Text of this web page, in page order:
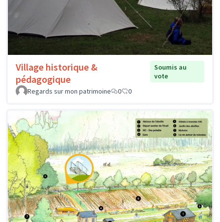
Village historique &
pédagogique
Soumis au
vote
Regards sur mon patrimoine
0 0